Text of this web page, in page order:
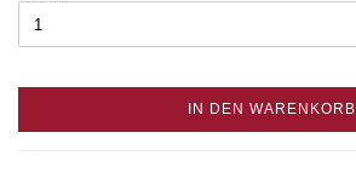
IN DEN WARENKORB